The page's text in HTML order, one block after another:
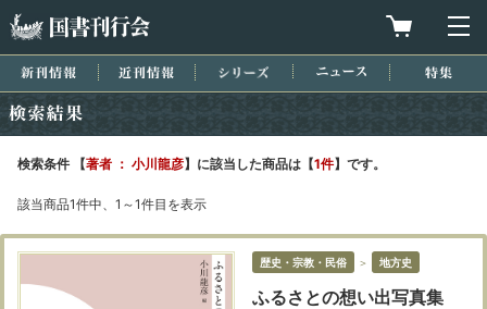
買物カゴを
新刊情報 近刊情報 シリーズ ニュース
検索条件 【著者 ： 小川龍彦】に該当した商品は【1件】です。
該当商品1件中、1～1件目を表示
歴史・宗教・民俗 ＞ 地方史
ふるさとの想い出写真集